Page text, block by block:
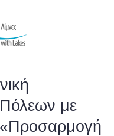
με